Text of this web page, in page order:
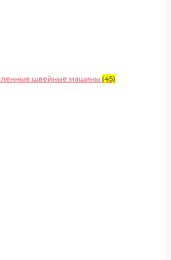
швейные машины (45)